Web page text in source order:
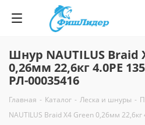
Шнур NAUTILUS Braid
0,26мм 22,6кг 4.0PE
РЛ-00035416
Главная - Каталог - Леска и шнуры -
NAUTILUS Braid X4 Green 0,26мм